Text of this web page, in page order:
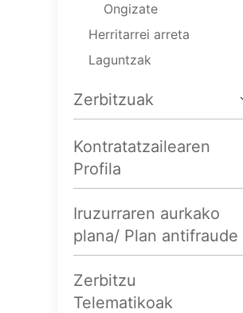
Ongizate
Herritarrei arreta
Laguntzak
Zerbitzuak
Kontratatzailearen
Profila
Iruzurraren aurkako
plana/ Plan antifraude
Zerbitzu
Telematikoak